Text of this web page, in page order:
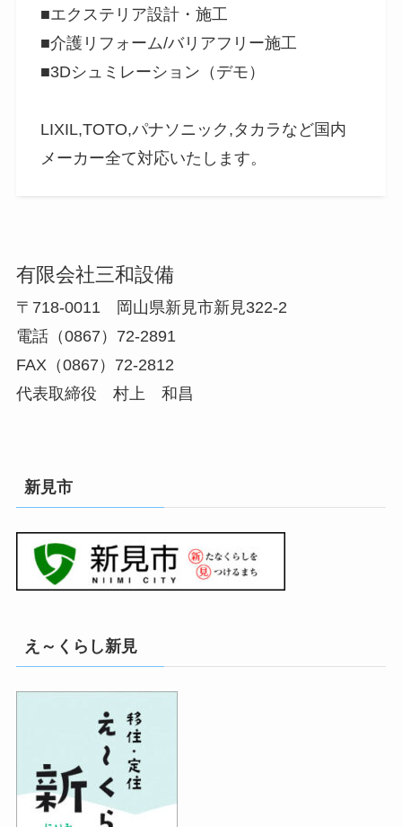
■エクステリア設計・施工
■介護リフォーム/バリアフリー施工
■3Dシュミレーション（デモ）
LIXIL,TOTO,パナソニック,タカラなど国内
メーカー全て対応いたします。
有限会社三和設備
〒718-0011 岡山県新見市新見322-2
電話（0867）72-2891
FAX（0867）72-2812
代表取締役 村上 和昌
新見市
え～くらし新見